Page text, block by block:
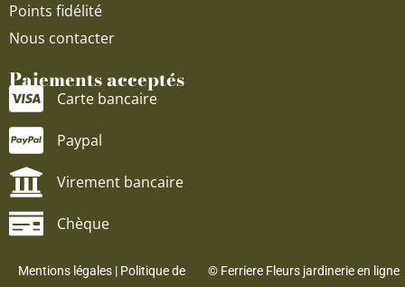
Points fidélité
Nous contacter
Paiements acceptés
Carte bancaire
Paypal
Virement bancaire
Chèque
Mentions légales| Politique de © Ferriere Fleurs jardinerie en ligne